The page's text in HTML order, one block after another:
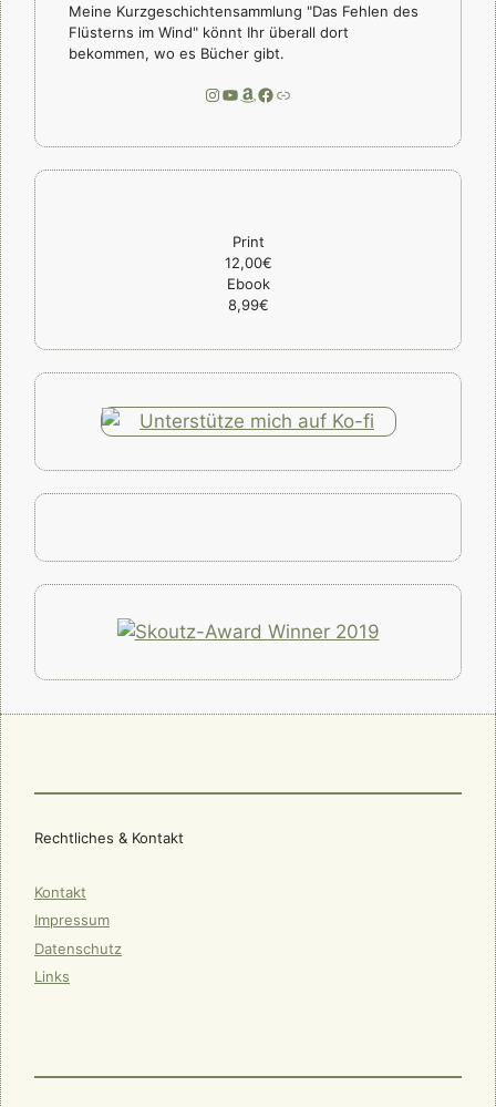
Meine Kurzgeschichtensammlung "Das Fehlen des
Flüsterns im Wind" könnt Ihr überall dort
bekommen, wo es Bücher gibt.
Instagram
YouTube
Amazon
Facebook
Link
Print
12,00€
Ebook
8,99€
Rechtliches & Kontakt
Kontakt
Impressum
Datenschutz
Links